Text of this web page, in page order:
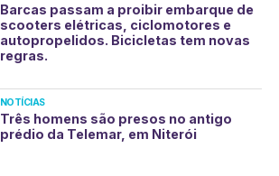
Barcas passam a proibir embarque de
scooters elétricas, ciclomotores e
autopropelidos. Bicicletas tem novas
regras.
NOTÍCIAS
Três homens são presos no antigo
prédio da Telemar, em Niterói